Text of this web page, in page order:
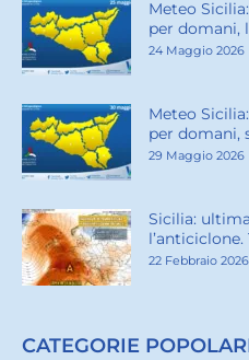
Meteo
per domani,
24 Maggio 2026
Meteo
per domani,
29 Maggio 2026
Sicilia:
22 Febbraio 2026
CATEGORIE